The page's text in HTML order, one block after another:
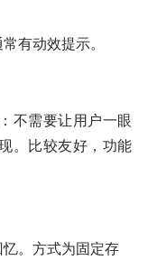
有动效提示。
不需要让用户一眼
。比较友好，功能
。方式为固定存